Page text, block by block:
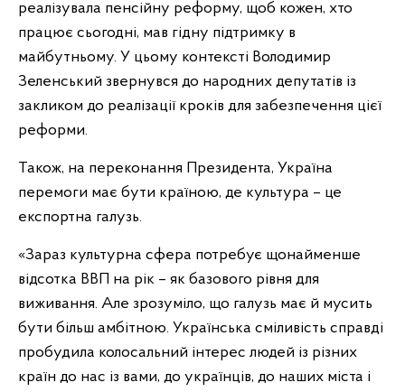
реалізувала пенсійну реформу, щоб кожен, хто
працює сьогодні, мав гідну підтримку в
майбутньому. У цьому контексті Володимир
Зеленський звернувся до народних депутатів із
закликом до реалізації кроків для забезпечення цієї
реформи.
Також, на переконання Президента, Україна
перемоги має бути країною, де культура – це
експортна галузь.
«Зараз культурна сфера потребує щонайменше
відсотка ВВП на рік – як базового рівня для
виживання. Але зрозуміло, що галузь має й мусить
бути більш амбітною. Українська сміливість справді
пробудила колосальний інтерес людей із різних
країн до нас із вами, до українців, до наших міста і